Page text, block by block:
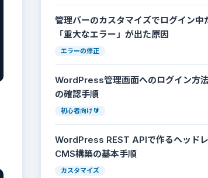
管理バーのカスタマイズでログイン中
「重大なエラー」が出た原因
エラーの修正
WordPress管理画面へのログイン方
の確認手順
初心者向け🔰
WordPress REST APIで作るヘッド
CMS構築の基本手順
カスタマイズ